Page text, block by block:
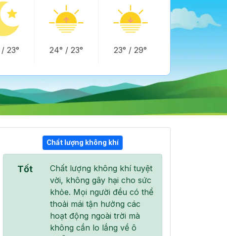
/ 23° 24° / 23° 23° / 29°
14:00 15:00
33° /36°
Chất lượng không khí
Tốt
Chất lượng không khí tuyệt
vời, không gây hại cho sức
khỏe. Mọi người đều có thể
thoải mái tận hưởng các
hoạt động ngoài trời mà
không cần lo lắng về ô